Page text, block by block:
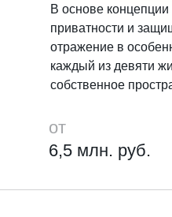
В основе
приватности и
отражение в
каждый из девяти
собственное
6,5 млн. руб.
от